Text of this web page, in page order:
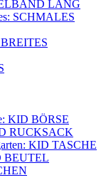
LANG
SCHMALES
BREITES
KID BÖRSE
RUCKSACK
KID TASCHE
BEUTEL